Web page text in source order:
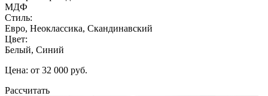
МДФ
Стиль:
Евро, Неоклассика, Скандинавский
Цвет:
Белый, Синий
Цена: от 32 000 руб.
Рассчитать